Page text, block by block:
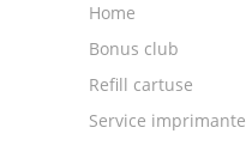
Home
Bonus club
Refill cartuse
Service imprimante